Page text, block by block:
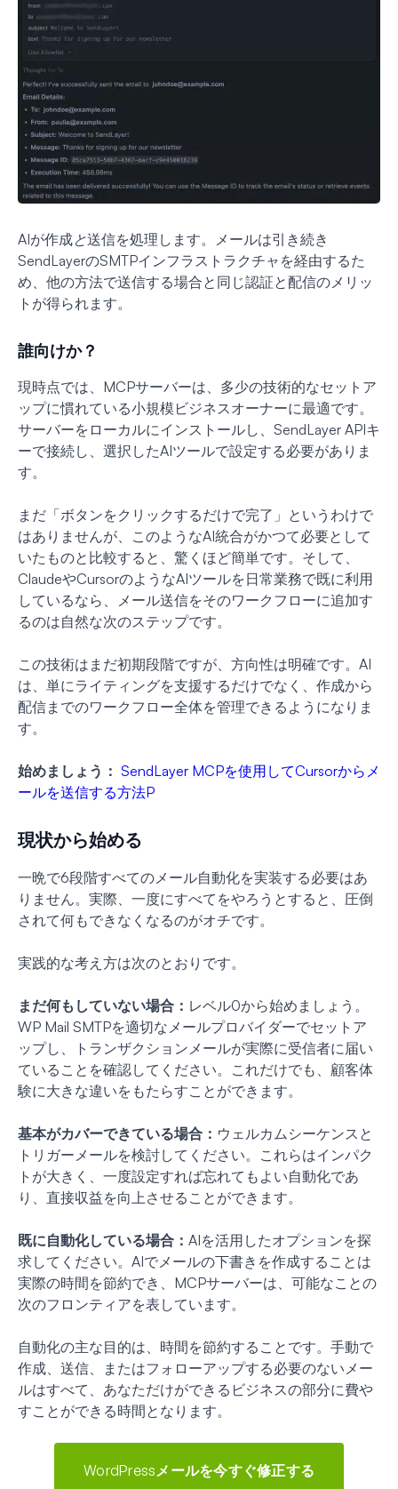
AIが作成と送信を処理します。メールは引き続き
SendLayerのSMTPインフラストラクチャを経由するた
め、他の方法で送信する場合と同じ認証と配信のメリッ
トが得られます。
誰向けか？
現時点では、MCPサーバーは、多少の技術的なセットア
ップに慣れている小規模ビジネスオーナーに最適です。
サーバーをローカルにインストールし、SendLayer APIキ
ーで接続し、選択したAIツールで設定する必要がありま
す。
まだ「ボタンをクリックするだけで完了」というわけで
はありませんが、このようなAI統合がかつて必要として
いたものと比較すると、驚くほど簡単です。そして、
ClaudeやCursorのようなAIツールを日常業務で既に利用
しているなら、メール送信をそのワークフローに追加す
るのは自然な次のステップです。
この技術はまだ初期段階ですが、方向性は明確です。AI
は、単にライティングを支援するだけでなく、作成から
配信までのワークフロー全体を管理できるようになりま
す。
始めましょう： SendLayer MCPを使用してCursorからメ
ールを送信する方法P
現状から始める
一晩で6段階すべてのメール自動化を実装する必要はあ
りません。実際、一度にすべてをやろうとすると、圧倒
されて何もできなくなるのがオチです。
実践的な考え方は次のとおりです。
まだ何もしていない場合： レベル0から始めましょう。
WP Mail SMTPを適切なメールプロバイダーでセットア
ップし、トランザクションメールが実際に受信者に届い
ていることを確認してください。これだけでも、顧客体
験に大きな違いをもたらすことができます。
基本がカバーできている場合： ウェルカムシーケンスと
トリガーメールを検討してください。これらはインパク
トが大きく、一度設定すれば忘れてもよい自動化であ
り、直接収益を向上させることができます。
既に自動化している場合： AIを活用したオプションを探
求してください。AIでメールの下書きを作成することは
実際の時間を節約でき、MCPサーバーは、可能なことの
次のフロンティアを表しています。
自動化の主な目的は、時間を節約することです。手動で
作成、送信、またはフォローアップする必要のないメー
ルはすべて、あなただけができるビジネスの部分に費や
すことができる時間となります。
WordPressメールを今すぐ修正する